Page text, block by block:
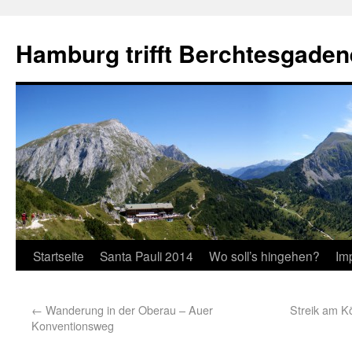
Hamburg trifft
Startseite Santa Pauli 2014 Wo soll’s hingehen?
← Wanderung in der Oberau – Auer
Konventionsweg
Streik am